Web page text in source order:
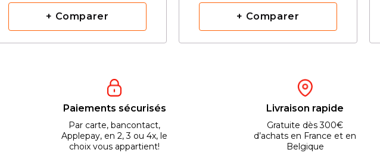
+ Comparer + Comparer
Paiements sécurisés
Par carte, bancontact,
Applepay, en 2, 3 ou 4x, le
choix vous appartient!
Livraison rapide
Gratuite dès 300€
d’achats en France et en
Belgique